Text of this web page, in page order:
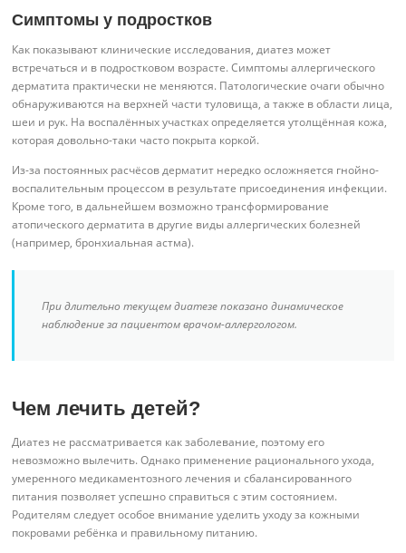
Симптомы у подростков
Как показывают клинические исследования, диатез может
встречаться и в подростковом возрасте. Симптомы аллергического
дерматита практически не меняются. Патологические очаги обычно
обнаруживаются на верхней части туловища, а также в области лица,
шеи и рук. На воспалённых участках определяется утолщённая кожа,
которая довольно-таки часто покрыта коркой.
Из-за постоянных расчёсов дерматит нередко осложняется гнойно-
воспалительным процессом в результате присоединения инфекции.
Кроме того, в дальнейшем возможно трансформирование
атопического дерматита в другие виды аллергических болезней
(например, бронхиальная астма).
При длительно текущем диатезе показано динамическое
наблюдение за пациентом врачом-аллергологом.
Чем лечить детей?
Диатез не рассматривается как заболевание, поэтому его
невозможно вылечить. Однако применение рационального ухода,
умеренного медикаментозного лечения и сбалансированного
питания позволяет успешно справиться с этим состоянием.
Родителям следует особое внимание уделить уходу за кожными
покровами ребёнка и правильному питанию.